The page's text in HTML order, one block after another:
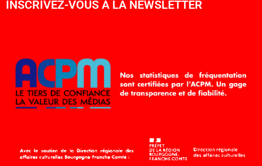
INSCRIVEZ-VOUS À LA NEWSLETTER